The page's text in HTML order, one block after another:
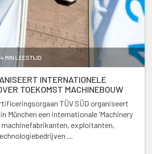
MIN LEESTIJD
INTERNATIONELE
TOEKOMST MACHINEBOUW
TÜV SÜD organiseert
München een internationale ‘Machinery
machinefabrikanten, exploitanten,
…